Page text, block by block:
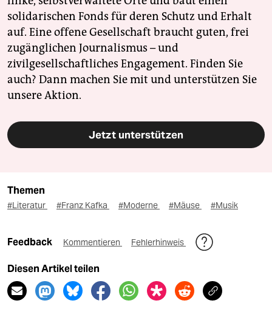
solidarischen Fonds für deren Schutz und Erhalt
auf. Eine offene Gesellschaft braucht guten, frei
zugänglichen Journalismus – und
zivilgesellschaftliches Engagement. Finden Sie
auch? Dann machen Sie mit und unterstützen Sie
unsere Aktion.
Jetzt unterstützen
Themen
#Literatur #Franz Kafka #Moderne #Mäuse #Musik
Feedback Kommentieren Fehlerhinweis
Diesen Artikel teilen